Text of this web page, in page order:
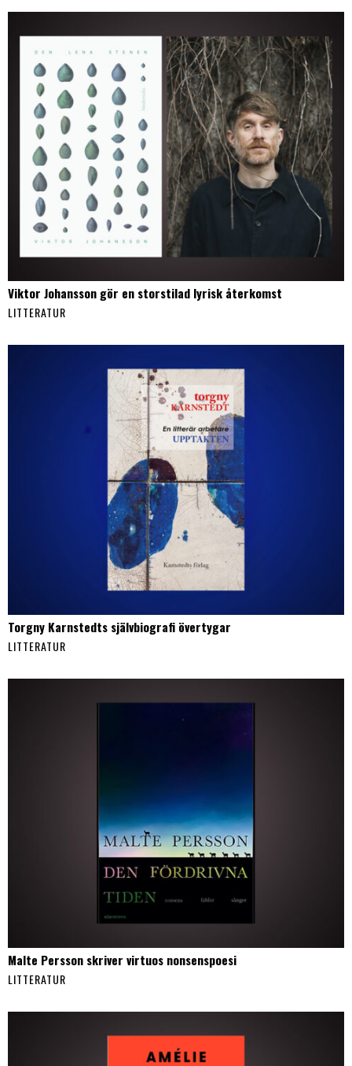
Viktor Johansson gör en storstilad lyrisk återkomst
LITTERATUR
Torgny Karnstedts självbiografi övertygar
LITTERATUR
Malte Persson skriver virtuos nonsenspoesi
LITTERATUR